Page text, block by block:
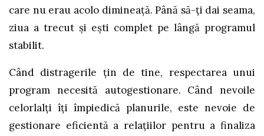
care nu erau acolo dimineață. Până să-ți dai seama,
ziua a trecut și ești complet pe lângă programul
stabilit.
Când distragerile țin de tine, respectarea unui
program necesită autogestionare. Când nevoile
celorlalți îți împiedică planurile, este nevoie de
gestionare eficientă a relațiilor pentru a finaliza